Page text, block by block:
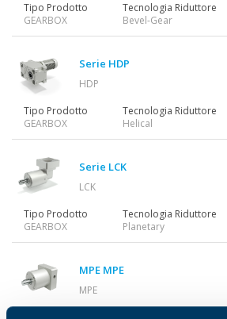
Tipo Prodotto
GEARBOX
Tecnologia Riduttore
Bevel-Gear
Serie HDP
HDP
Tipo Prodotto
GEARBOX
Tecnologia Riduttore
Helical
Serie LCK
LCK
Tipo Prodotto
GEARBOX
Tecnologia Riduttore
Planetary
MPE MPE
MPE